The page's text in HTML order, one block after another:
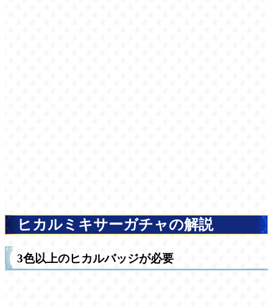
ヒカルミキサーガチャの解説
3色以上のヒカルバッジが必要